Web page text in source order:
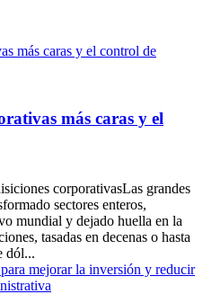
más caras y el
corporativasLas grandes
sectores enteros,
mundial y dejado huella en la
tasadas en decenas o hasta
dól...